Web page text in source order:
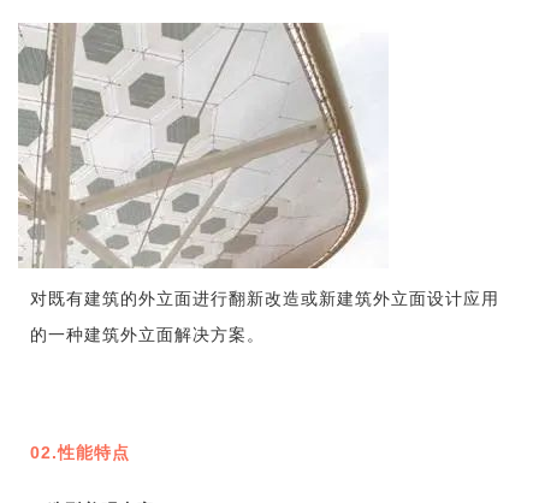
对既有建筑的外立面进行翻新改造或新建筑外立面设计应用
的一种建筑外立面解决方案。
02.性能特点